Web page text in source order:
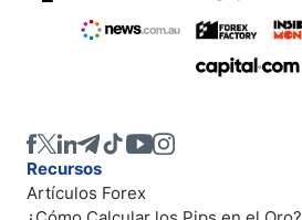
Recursos
Artículos Forex